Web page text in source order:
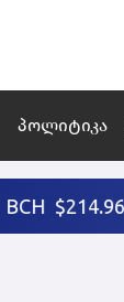
პოლიტიკა